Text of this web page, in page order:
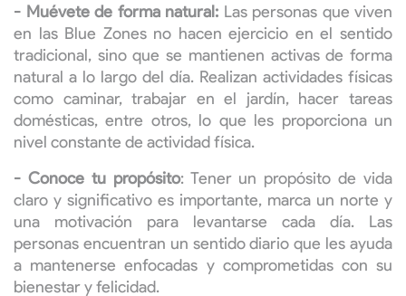
- Muévete de forma natural: Las personas que viven
en las Blue Zones no hacen ejercicio en el sentido
tradicional, sino que se mantienen activas de forma
natural a lo largo del día. Realizan actividades físicas
como caminar, trabajar en el jardín, hacer tareas
domésticas, entre otros, lo que les proporciona un
nivel constante de actividad física.
- Conoce tu propósito: Tener un propósito de vida
claro y significativo es importante, marca un norte y
una motivación para levantarse cada día. Las
personas encuentran un sentido diario que les ayuda
a mantenerse enfocadas y comprometidas con su
bienestar y felicidad.